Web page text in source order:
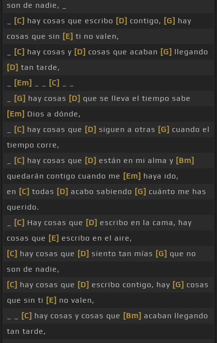
son de nadie, _
[C] hay cosas que escribo [D] contigo, [G] hay
cosas que sin [E] ti no valen,
[C] hay cosas y [D] cosas que acaban [G] llegando
[D] tan tarde,
[Em] [C]
[G] hay cosas [D] que se lleva el tiempo sabe
[Em] Dios a dónde,
[C] hay cosas que [D] siguen a otras [G] cuando el
tiempo corre,
[C] hay cosas que [D] están en mi alma y [Bm]
quedarán contigo cuando me [Em] haya ido,
en [C] todas [D] acabo sabiendo [G] cuánto me has
querido.
[C] Hay cosas que [D] escribo en la cama, hay
cosas que [E] escribo en el aire,
[C] hay cosas que [D] siento tan mías [G] que no
son de nadie,
[C] hay cosas que [D] escribo contigo, hay [G] cosas
que sin ti [E] no valen,
[C] hay cosas y cosas que [Bm] acaban llegando
tan tarde,